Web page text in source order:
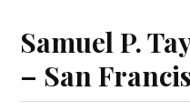
Samuel P.
– San